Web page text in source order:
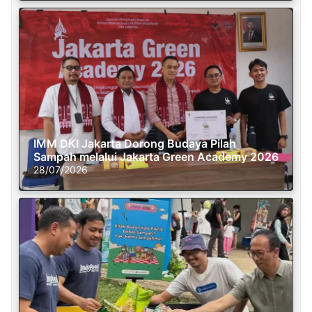
IMM DKI Jakarta Dorong Budaya Pilah
Sampah melalui Jakarta Green Academy 2026
28/07/2026